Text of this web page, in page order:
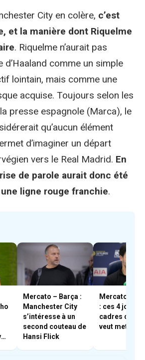
City en colère, c’est
et la manière dont Riquelme
. Riquelme n’aurait pas
d’Haaland comme un simple
lointain, mais comme une
acquise. Toujours selon les
presse espagnole (Marca), le
qu’aucun élément
d’imaginer un départ
vers le Real Madrid. En
de parole aurait donc été
ligne rouge franchie.
Mercato – Barça :
Manchester City
s’intéresse à un
second couteau de
Hansi Flick
Mercato –
: ces 4
cadres
veut mettre